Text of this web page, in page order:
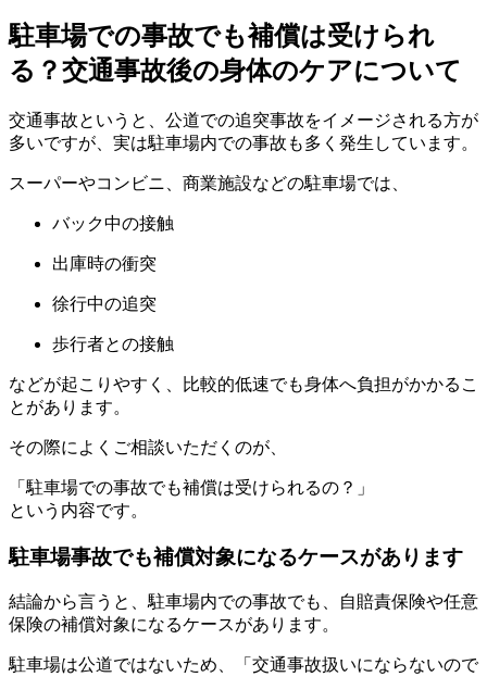
駐車場での事故でも補償は受けられ
る？交通事故後の身体のケアについて
交通事故というと、公道での追突事故をイメージされる方が
多いですが、実は駐車場内での事故も多く発生しています。
スーパーやコンビニ、商業施設などの駐車場では、
バック中の接触
出庫時の衝突
徐行中の追突
歩行者との接触
などが起こりやすく、比較的低速でも身体へ負担がかかるこ
とがあります。
その際によくご相談いただくのが、
「駐車場での事故でも補償は受けられるの？」
という内容です。
駐車場事故でも補償対象になるケースがあります
結論から言うと、駐車場内での事故でも、自賠責保険や任意
保険の補償対象になるケースがあります。
駐車場は公道ではないため、「交通事故扱いにならないので